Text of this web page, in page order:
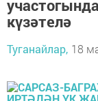
күзәтелә
Туганайлар, 18